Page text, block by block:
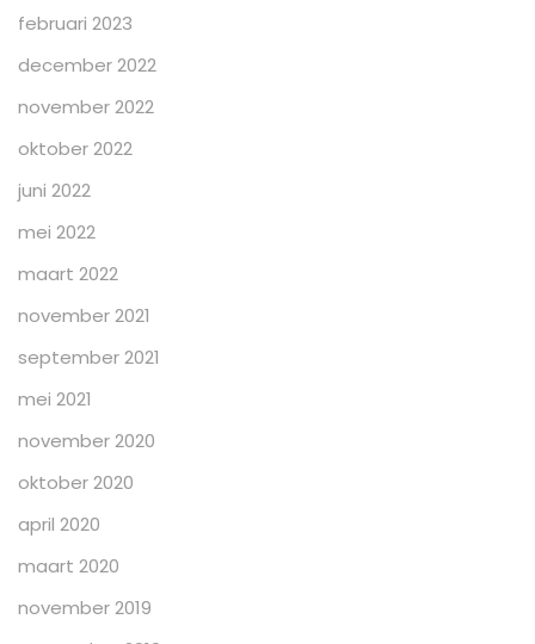
februari 2023
december 2022
november 2022
oktober 2022
juni 2022
mei 2022
maart 2022
november 2021
september 2021
mei 2021
november 2020
oktober 2020
april 2020
maart 2020
november 2019